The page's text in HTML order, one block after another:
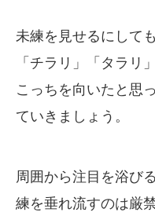
未練を見せるにして
「チラリ」「タラリ
こっちを向いたと思
ていきましょう。
周囲から注目を浴び
練を垂れ流すのは厳